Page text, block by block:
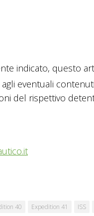
indicato, questo
eventuali
del rispettivo
40 Expedition 41 ISS